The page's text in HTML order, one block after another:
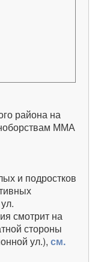
района на
ММА
и подростков
смотрит на
стороны
ул.), см.